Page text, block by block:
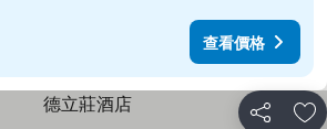
查看價格
分享 放